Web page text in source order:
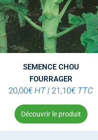
SEMENCE CHOU
FOURRAGER
20,00€ HT | 21,10€ TTC
Découvrir le produit